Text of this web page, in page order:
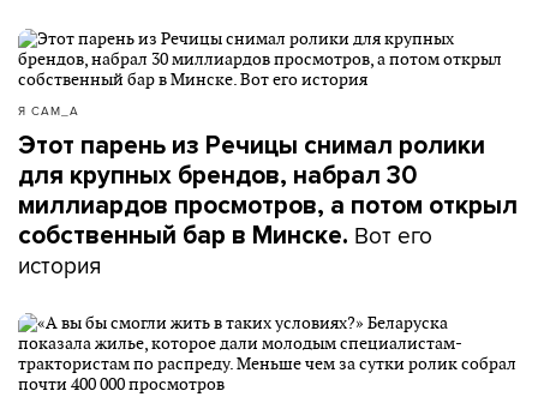
Я САМ_А
Этот парень из Речицы снимал ролики
для крупных брендов, набрал 30
миллиардов просмотров, а потом открыл
собственный бар в Минске. Вот его
история